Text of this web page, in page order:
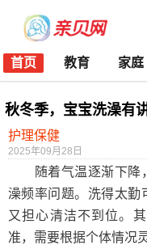
首页 教育 家庭
秋冬季，宝宝洗澡有
护理保健
2025年09月28日
随着气温逐渐下降
澡频率问题。洗得太勤
又担心清洁不到位。
准，需要根据个体情况